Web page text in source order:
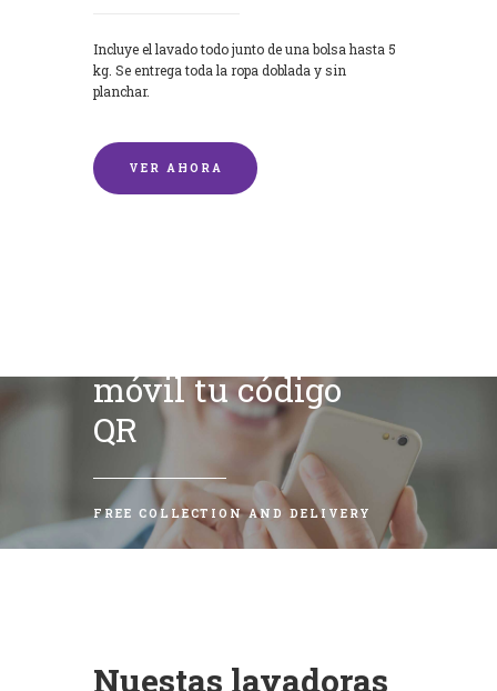
Incluye el lavado todo junto de una bolsa hasta 5
kg. Se entrega toda la ropa doblada y sin
planchar.
VER AHORA
móvil tu código
QR
FREE COLLECTION AND DELIVERY
Nuestas lavadoras